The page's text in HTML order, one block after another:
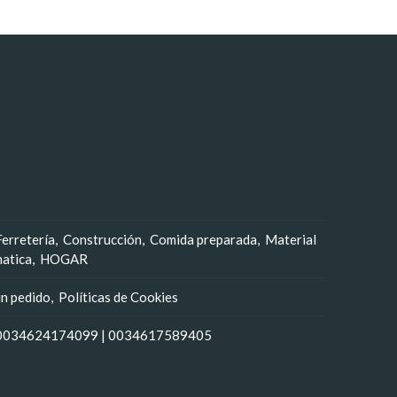
Construcción Comida preparada
Material
HOGAR
pedido Políticas de Cookies
| 0034617589405